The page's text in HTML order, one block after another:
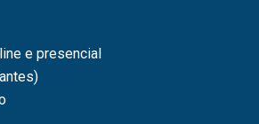
e presencial